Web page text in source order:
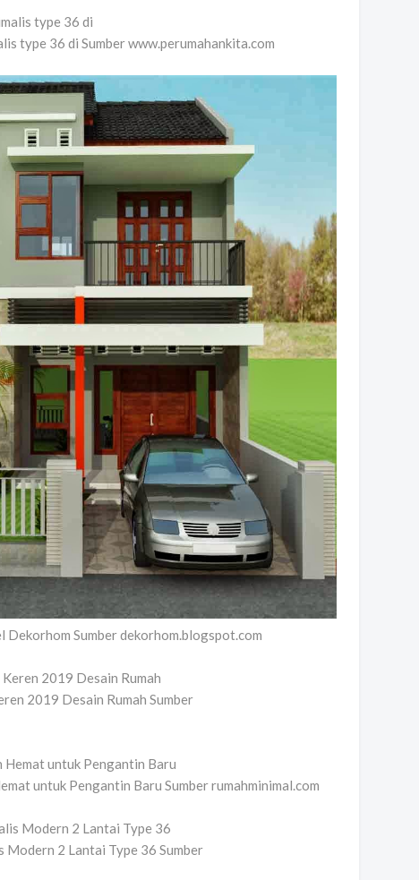
type 36 di Sumber www.perumahankita.com
Dekorhom Sumber dekorhom.blogspot.com
2019 Desain Rumah Sumber
untuk Pengantin Baru Sumber rumahminimal.com
Modern 2 Lantai Type 36 Sumber